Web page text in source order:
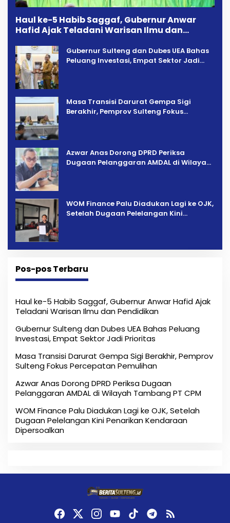
Haul ke-5 Habib Saggaf, Gubernur Anwar
Hafid Ajak Teladani Warisan Ilmu dan
Gubernur Sulteng dan Dubes UEA Bahas
Peluang Investasi, Empat Sektor Jadi
Masa Transisi Darurat Gempa Sigi
Berakhir, Pemprov Sulteng Fokus
Azwar Anas Dorong DPRD Periksa
Dugaan Pelanggaran AMDAL di Wilayah
‎WOM Finance Palu Diadukan Lagi ke OJK,
Setelah Dugaan Pelelangan Kini
Pos-pos Terbaru
Haul ke-5 Habib Saggaf, Gubernur Anwar Hafid Ajak
Teladani Warisan Ilmu dan Pendidikan
Gubernur Sulteng dan Dubes UEA Bahas Peluang
Investasi, Empat Sektor Jadi Prioritas
Masa Transisi Darurat Gempa Sigi Berakhir, Pemprov
Sulteng Fokus Percepatan Pemulihan
Azwar Anas Dorong DPRD Periksa Dugaan
Pelanggaran AMDAL di Wilayah Tambang PT CPM
‎WOM Finance Palu Diadukan Lagi ke OJK, Setelah
Dugaan Pelelangan Kini Penarikan Kendaraan
Dipersoalkan ‎